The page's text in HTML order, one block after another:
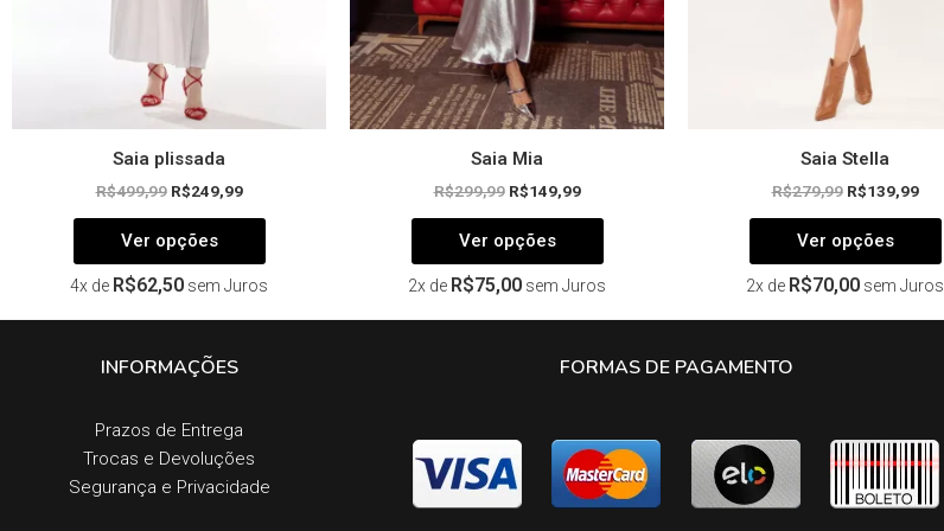
Saia plissada
R$499,99 R$249,99
Ver opções
4x de R$62,50 sem Juros
Saia Mia
R$299,99 R$149,99
Ver opções
na
página
do
produto
2x de R$75,00 sem Juros
Saia Stella
R$279,99 R$139,99
Ver opções
2x de R$70,00 sem Juros
INFORMAÇÕES
Prazos de Entrega​
Trocas e Devoluções​
Segurança e Privacidade
FORMAS DE PAGAMENTO